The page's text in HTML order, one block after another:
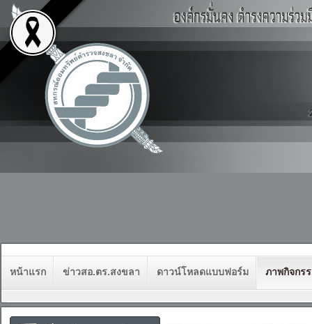
หน้าแรก ข่าวสอ.ตร.สงขลา ดาวน์โหลดแบบฟอร์ม ภาพกิจกร